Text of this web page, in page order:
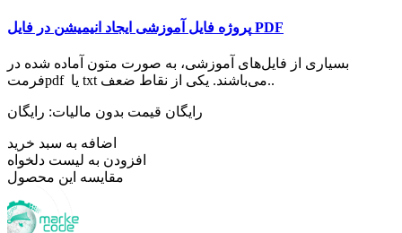
پروژه فایل آموزشی ایجاد انیمیشن در فایل PDF
بسیاری از فایل‌های آموزشی، به صورت متون آماده شده در
فرمتpdf یا txt می‌باشند. یکی از نقاط ضعف..
رایگان قیمت بدون مالیات: رایگان
اضافه به سبد خرید
افزودن به لیست دلخواه
مقایسه این محصول